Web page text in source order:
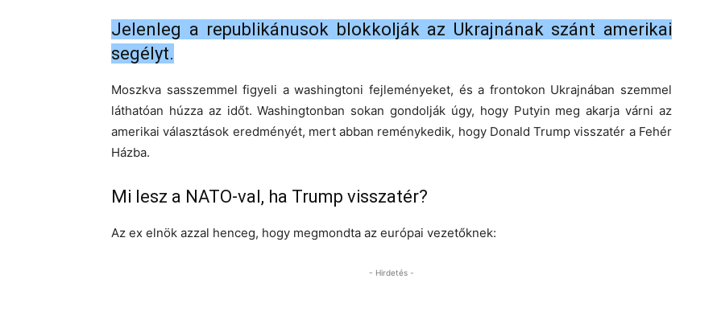
Jelenleg a republikánusok blokkolják az Ukrajnának szánt amerikai
segélyt.
Moszkva sasszemmel figyeli a washingtoni fejleményeket, és a frontokon Ukrajnában szemmel
láthatóan húzza az időt. Washingtonban sokan gondolják úgy, hogy Putyin meg akarja várni az
amerikai választások eredményét, mert abban reménykedik, hogy Donald Trump visszatér a Fehér
Házba.
Mi lesz a NATO-val, ha Trump visszatér?
Az ex elnök azzal henceg, hogy megmondta az európai vezetőknek:
- Hirdetés -